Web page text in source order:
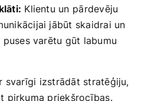
Klientu un ⁤pārdevēju
jābūt skaidrai un
varētu​ gūt ‌labumu​
svarīgi izstrādāt stratēģiju,
pirkuma priekšrocības.